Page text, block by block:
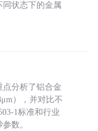
状态下的金属
分析了铝合金
），并对比不
1标准和行业
数。